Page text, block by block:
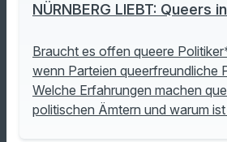
NÜRNBERG LIEBT: Queers
Braucht es offen queere
wenn Parteien queerfreundliche
Welche Erfahrungen machen
politischen Ämtern und warum